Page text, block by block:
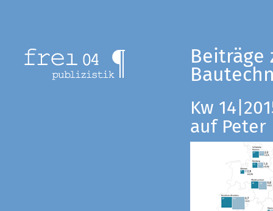
Beiträge
Kw
auf Peter